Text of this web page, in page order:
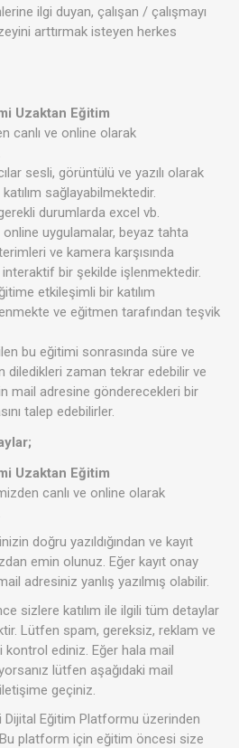
ilgi duyan, çalışan / çalışmayı
arttırmak isteyen herkes
Uzaktan Eğitim
canlı ve online olarak
sesli, görüntülü ve yazılı olarak
sağlayabilmektedir.
durumlarda excel vb.
online uygulamalar, beyaz tahta
ve kamera karşısında
interaktif bir şekilde işlenmektedir.
etkileşimli bir katılım
ve eğitmen tarafından teşvik
bu eğitimi sonrasında süre ve
diledikleri zaman tekrar edebilir ve
mail adresine gönderecekleri bir
talep edebilirler.
Uzaktan Eğitim
canlı ve online olarak
doğru yazıldığından ve kayıt
emin olunuz. Eğer kayıt onay
adresiniz yanlış yazılmış olabilir.
sizlere katılım ile ilgili tüm detaylar
Lütfen spam, gereksiz, reklam ve
kontrol ediniz. Eğer hala mail
lütfen aşağıdaki mail
geçiniz.
Dijital Eğitim Platformu üzerinden
platform için eğitim öncesi size